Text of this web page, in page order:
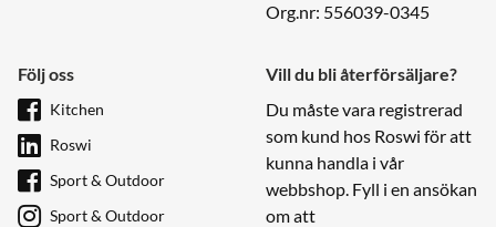
Org.nr: 556039-0345
Följ oss
Kitchen
Roswi
Sport & Outdoor
Sport & Outdoor
Vill du bli återförsäljare?
Du måste vara registrerad
som kund hos Roswi för att
kunna handla i vår
webbshop. Fyll i en ansökan
om att